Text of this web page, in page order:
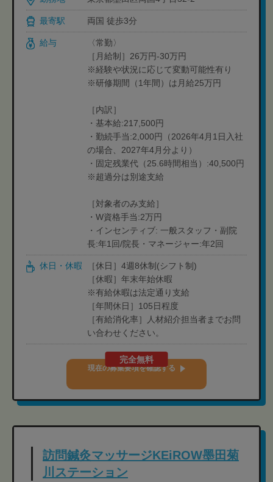
最寄駅 両国 徒歩3分
給与
〈常勤〉
［月給制］26万円-30万円
※経験や状況に応じて変動可能性有り
※研修期間（1年間）は月給25万円
［内訳］
・基本給:217,500円
・勤続手当:2,000円（2026年4月1日入社
の場合、2027年4月分より）
・固定残業代（25.6時間相当）:40,500円
※超過分は別途支給
［対象者のみ支給］
・W資格手当:2万円
・インセンティブ: 一般スタッフ・副院
長:年1回/院長・マネージャー:年2回
休日・休暇
［休日］4週8休制(シフト制)
［休暇］年末年始休暇
※有給休暇は法定通り支給
［年間休日］105日程度
［有給消化率］人材紹介担当者までお問
い合わせください。
完全無料
現在の募集要項を確認する
訪問鍼灸マッサージKEiROW墨田菊
川ステーション